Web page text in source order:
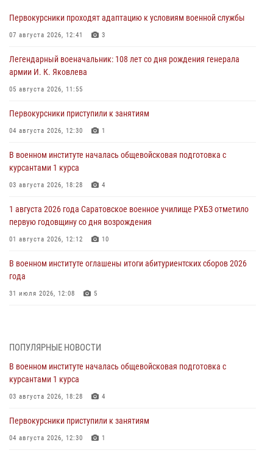
Первокурсники проходят адаптацию к условиям военной службы
07 августа 2026, 12:41 3
Легендарный военачальник: 108 лет со дня рождения генерала
армии И. К. Яковлева
05 августа 2026, 11:55
Первокурсники приступили к занятиям
04 августа 2026, 12:30 1
В военном институте началась общевойсковая подготовка с
курсантами 1 курса
03 августа 2026, 18:28 4
1 августа 2026 года Саратовское военное училище РХБЗ отметило
первую годовщину со дня возрождения
01 августа 2026, 12:12 10
В военном институте оглашены итоги абитуриентских сборов 2026
года
31 июля 2026, 12:08 5
29 июля 2026, 06:45 2
29 июля 2026 года курсанты военного института успешно сдали
экзамен по вождению
29 июля 2026, 06:41 6
28 июля 2026 года в военном институте организована беседа и
праздничный молебен
ПОПУЛЯРНЫЕ НОВОСТИ
В военном институте началась общевойсковая подготовка с
курсантами 1 курса
03 августа 2026, 18:28 4
Первокурсники приступили к занятиям
04 августа 2026, 12:30 1